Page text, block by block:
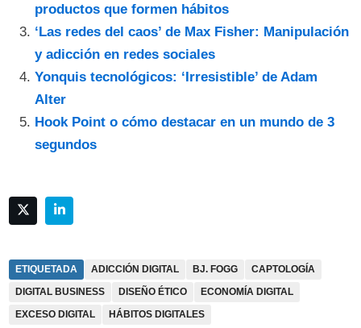
productos que formen hábitos
‘Las redes del caos’ de Max Fisher: Manipulación
y adicción en redes sociales
Yonquis tecnológicos: ‘Irresistible’ de Adam
Alter
Hook Point o cómo destacar en un mundo de 3
segundos
ETIQUETADA ADICCIÓN DIGITAL BJ. FOGG
CAPTOLOGÍA
DIGITAL BUSINESS
DISEÑO ÉTICO
ECONOMÍA DIGITAL
EXCESO DIGITAL
HÁBITOS DIGITALES